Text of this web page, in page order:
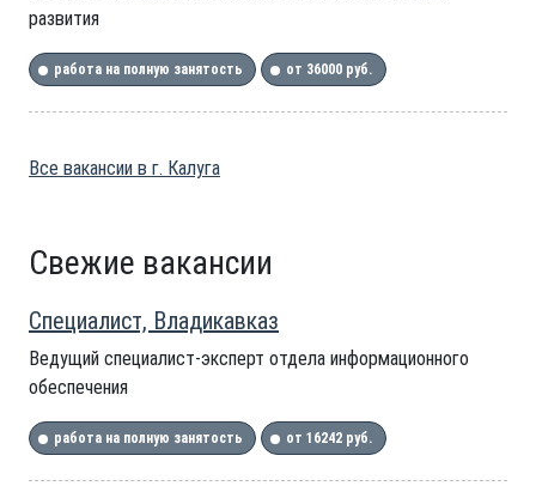
развития
работа на полную занятость от 36000 руб.
Все вакансии в г. Калуга
Свежие вакансии
Специалист, Владикавказ
Ведущий специалист-эксперт отдела информационного
обеспечения
работа на полную занятость от 16242 руб.